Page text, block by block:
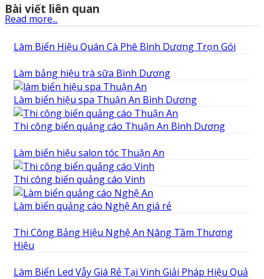
Read more...
Bài viết liên quan
Làm Biển Hiệu Quán Cà Phê Bình Dương Trọn Gói
Làm bảng hiệu trà sữa Bình Dương
Làm biển hiệu spa Thuận An Bình Dương
Thi công biển quảng cáo Thuận An Bình Dương
Làm biển hiệu salon tóc Thuận An
Thi công biển quảng cáo Vinh
Làm biển quảng cáo Nghệ An giá rẻ
Thi Công Bảng Hiệu Nghệ An Nâng Tầm Thương
Hiệu
Làm Biển Led Vẫy Giá Rẻ Tại Vinh Giải Pháp Hiệu Quả